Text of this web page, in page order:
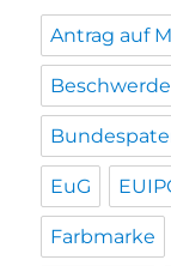
Antrag auf
EuG
Farbmarke